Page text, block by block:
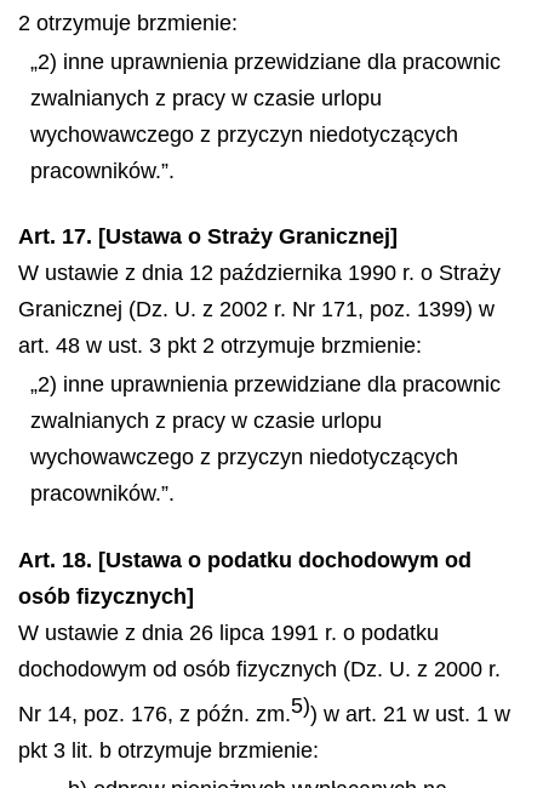
2 otrzymuje brzmienie:
„2) inne uprawnienia przewidziane dla pracownic
zwalnianych z pracy w czasie urlopu
wychowawczego z przyczyn niedotyczących
pracowników.”.
Art. 17. [Ustawa o Straży Granicznej]
W ustawie z dnia 12 października 1990 r. o Straży
Granicznej (Dz. U. z 2002 r. Nr 171, poz. 1399) w
art. 48 w ust. 3 pkt 2 otrzymuje brzmienie:
„2) inne uprawnienia przewidziane dla pracownic
zwalnianych z pracy w czasie urlopu
wychowawczego z przyczyn niedotyczących
pracowników.”.
Art. 18. [Ustawa o podatku dochodowym od
osób fizycznych]
W ustawie z dnia 26 lipca 1991 r. o podatku
dochodowym od osób fizycznych (Dz. U. z 2000 r.
Nr 14, poz. 176, z późn. zm.5)) w art. 21 w ust. 1 w
pkt 3 lit. b otrzymuje brzmienie: